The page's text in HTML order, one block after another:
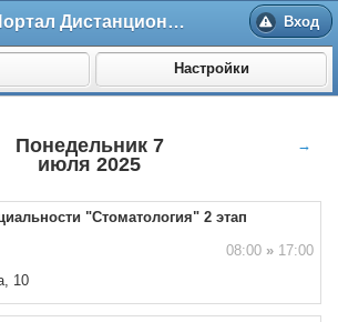
Портал Дистанционного обучения ВолгГМУ Вход
Настройки
Понедельник 7
июля 2025
→
"Стоматология" 2 этап
08:00 »17:00
10